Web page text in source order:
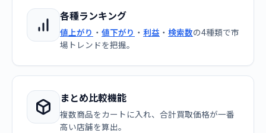
各種ランキング
値上がり ・ 値下がり ・ 利益 ・ 検索数の4種類で市
場トレンドを把握。
まとめ比較機能
複数商品をカートに入れ、合計買取価格が一番
高い店舗を算出。